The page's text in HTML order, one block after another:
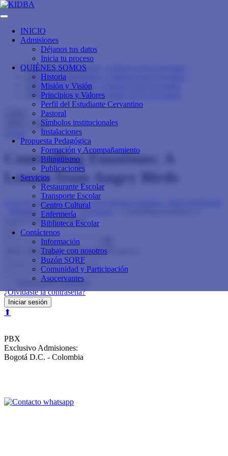
INICIO
Admisiones
Déjanos tus datos
Inicia tu proceso
QUIÉNES SOMOS
Historia
Misión y Visión
Principios y Valores
Perfil del Estudiante Cervantino
Pastoral
Símbolos institucionales
Instalaciones
Propuesta Pedagógica
Formación y Acompañamiento
Bilingüismo
Publicaciones
Servicios
Restaurante Escolar
Transporte Escolar
Centro Cultural
Enfermería
Biblioteca Escolar
Contáctenos
Información
Trabaje con nosotros
Buzón SQRF
Comunidad y Participación
Asocervantes
Info
Controlling Emotions: A
Lesson from Angry Birds
Liceo de Cervantes Norte - Los mejores colegios - Norte de Bogotá
- Trilingüe - Bilingüe>Lecciones
Lesson from Angry Birds
¡Hola, bienvenido o bienvenida de nuevo!
Mantenerme registrado
¿Olvidaste la contraseña?
Iniciar sesión
⬆
PBX
Exclusivo Admisiones:
Bogotá D.C. - Colombia